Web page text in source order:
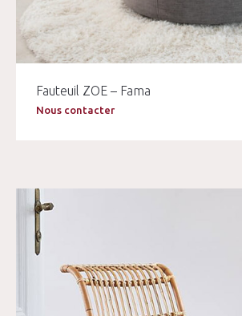
Fauteuil ZOE – Fama
Nous contacter